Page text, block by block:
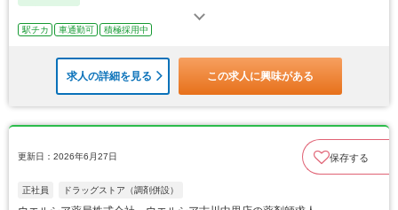
駅チカ 車通勤可 積極採用中
求人の詳細を見る この求人に興味がある
更新日：2026年6月27日 保存する
正社員 ドラッグストア（調剤併設）